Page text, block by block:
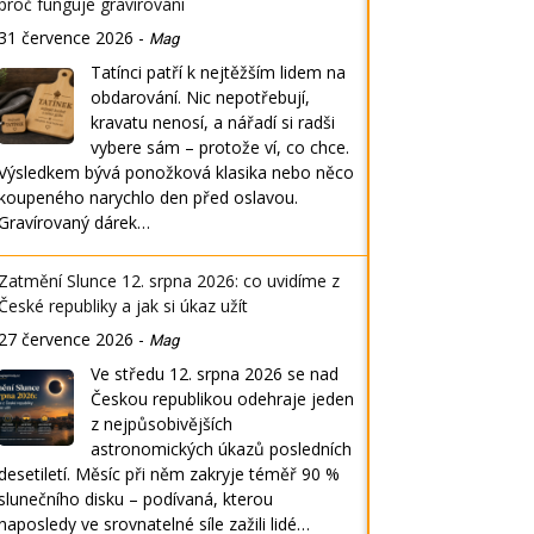
funguje gravírování
července 2026 - Mag
Tatínci patří k nejtěžším lidem na
obdarování. Nic nepotřebují,
kravatu nenosí, a nářadí si radši
vybere sám – protože ví, co chce.
bývá ponožková klasika nebo něco
narychlo den před oslavou.
dárek…
Slunce 12. srpna 2026: co uvidíme z
republiky a jak si úkaz užít
července 2026 - Mag
Ve středu 12. srpna 2026 se nad
Českou republikou odehraje jeden
z nejpůsobivějších
astronomických úkazů posledních
Měsíc při něm zakryje téměř 90 %
disku – podívaná, kterou
ve srovnatelné síle zažili lidé…